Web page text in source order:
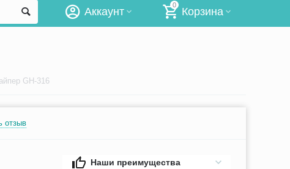
0
Корзина
Аккаунт
GH-316
отзыв
Наши преимущества